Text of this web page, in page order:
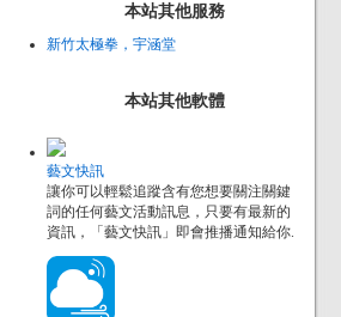
本站其他服務
新竹太極拳，宇涵堂
本站其他軟體
藝文快訊
讓你可以輕鬆追蹤含有您想要關注關鍵
詞的任何藝文活動訊息，只要有最新的
資訊，「藝文快訊」即會推播通知給你.